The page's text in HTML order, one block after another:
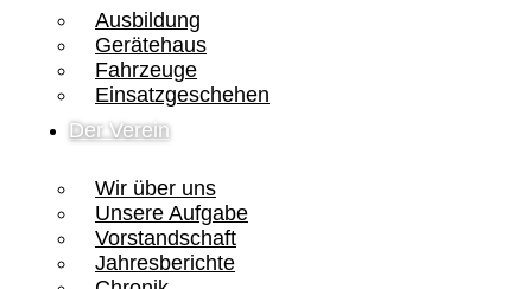
Ausbildung
Gerätehaus
Fahrzeuge
Einsatzgeschehen
Der Verein
Wir über uns
Unsere Aufgabe
Vorstandschaft
Jahresberichte